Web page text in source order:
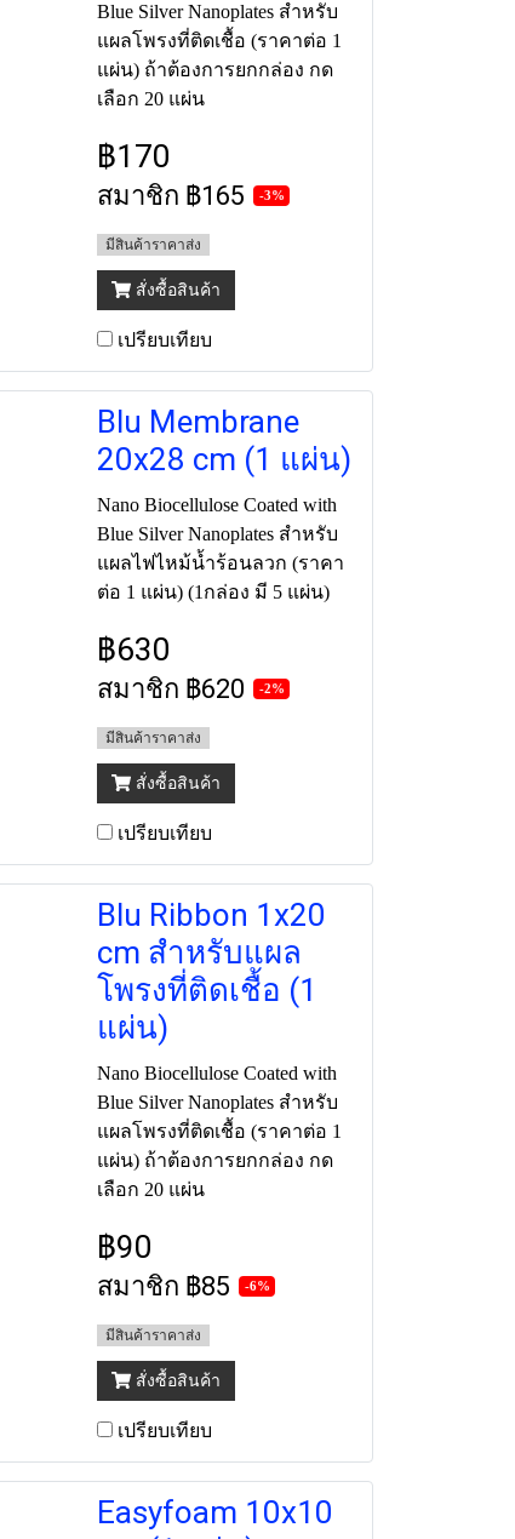
Blue Silver Nanoplates สำหรับ
แผลโพรงที่ติดเชื้อ (ราคาต่อ 1
แผ่น) ถ้าต้องการยกกล่อง กด
เลือก 20 แผ่น
฿170
สมาชิก ฿165 -3%
มีสินค้าราคาส่ง
สั่งซื้อสินค้า
เปรียบเทียบ
Blu Membrane
20x28 cm (1 แผ่น)
Nano Biocellulose Coated with
Blue Silver Nanoplates สำหรับ
แผลไฟไหม้น้ำร้อนลวก (ราคา
ต่อ 1 แผ่น) (1กล่อง มี 5 แผ่น)
฿630
สมาชิก ฿620 -2%
มีสินค้าราคาส่ง
สั่งซื้อสินค้า
เปรียบเทียบ
Blu Ribbon 1x20
cm สำหรับแผล
โพรงที่ติดเชื้อ (1
แผ่น)
Nano Biocellulose Coated with
Blue Silver Nanoplates สำหรับ
แผลโพรงที่ติดเชื้อ (ราคาต่อ 1
แผ่น) ถ้าต้องการยกกล่อง กด
เลือก 20 แผ่น
฿90
สมาชิก ฿85 -6%
มีสินค้าราคาส่ง
สั่งซื้อสินค้า
เปรียบเทียบ
Easyfoam 10x10